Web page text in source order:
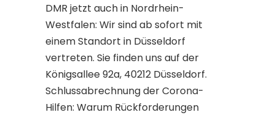
DMR jetzt auch in Nordrhein-
Westfalen: Wir sind ab sofort mit
einem Standort in Düsseldorf
vertreten. Sie finden uns auf der
Königsallee 92a, 40212 Düsseldorf.
Schlussabrechnung der Corona-
Hilfen: Warum Rückforderungen